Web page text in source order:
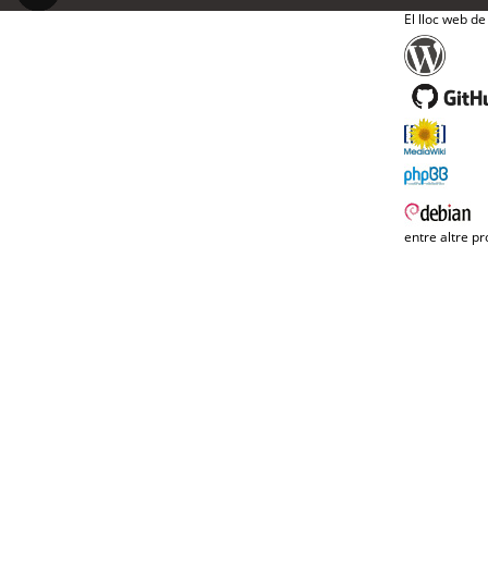
El lloc web
entre altre